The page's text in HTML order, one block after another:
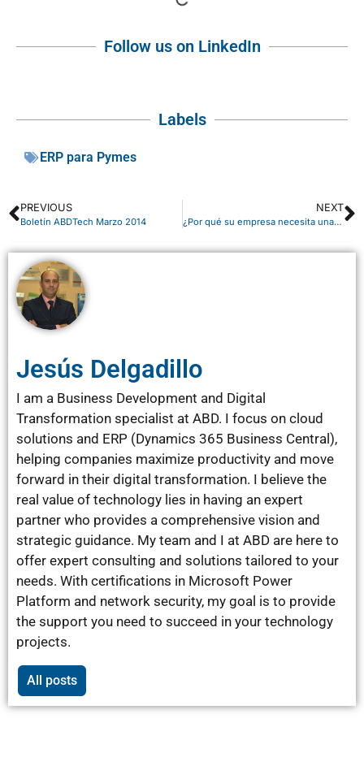
Follow us on LinkedIn
Labels
ERP para Pymes
PREVIOUS
Boletín ABDTech Marzo 2014
NEXT
¿Por qué su empresa necesita una solución BI?
Jesús Delgadillo
I am a Business Development and Digital
Transformation specialist at ABD. I focus on cloud
solutions and ERP (Dynamics 365 Business Central),
helping companies maximize productivity and move
forward in their digital transformation. I believe the
real value of technology lies in having an expert
partner who provides a comprehensive vision and
strategic guidance. My team and I at ABD are here to
offer expert consulting and solutions tailored to your
needs. With certifications in Microsoft Power
Platform and network security, my goal is to provide
the support you need to succeed in your technology
projects.
All posts